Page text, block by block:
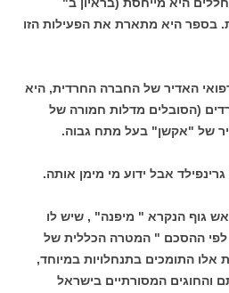
בספר היא מתארת את הפעילות הזו
האדיר של החברה החרדית, היא
(הסובלים מדלות חמורה של
של "אקשן" בעל מתח גבוה.
אבל ידוע מי מימן אותה.
גוף הנקרא " מיפנה" , שיש לו
לפי ההסכם " המטרה הכללית של
אלו התומכים בתנחלויות במיוחד,
והחוגים המסורתיים בישראל